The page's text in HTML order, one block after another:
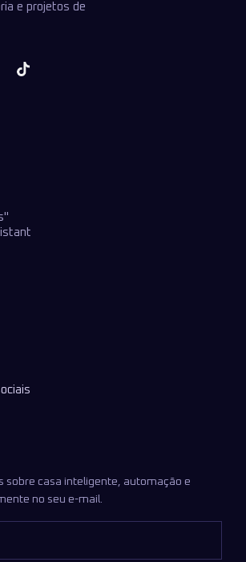
e projetos de
sobre casa inteligente, automação e
no seu e-mail.